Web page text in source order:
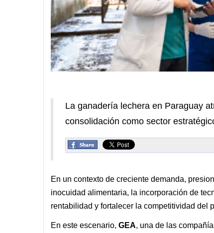
La ganadería lechera en Paraguay
consolidación como sector
En un contexto de creciente demanda,
inocuidad alimentaria, la incorporación de
rentabilidad y fortalecer la competitividad del
En este escenario, GEA, una de las